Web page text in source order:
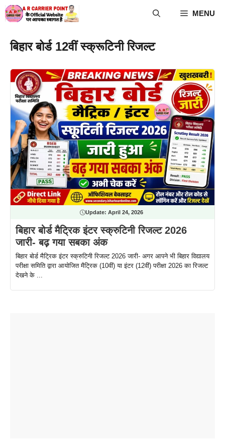
Skip
to
MENU
बिहार बोर्ड 12वीं स्क्रूटिनी रिजल्ट
Update: April 24, 2026
बिहार बोर्ड मैट्रिक इंटर स्क्रुटिनी रिजल्ट 2026
जारी- बढ़ गया सबका अंक
बिहार बोर्ड मैट्रिक इंटर स्क्रुटिनी रिजल्ट 2026 जारी- अगर आपने भी बिहार विद्यालय
परीक्षा समिति द्वारा आयोजित मैट्रिक (10वीं) या इंटर (12वीं) परीक्षा 2026 का रिजल्ट
देखने के ...